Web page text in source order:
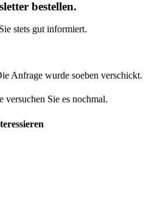
bestellen.
stets gut informiert.
Anfrage wurde soeben verschickt.
versuchen Sie es nochmal.